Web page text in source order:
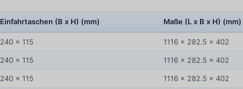
Einfahrtaschen (B x H) (mm) Maße (L x B x H) (mm)
240 x 115 1116 x 282.5 x 402
240 x 115 1116 x 282.5 x 402
240 x 115 1116 x 282.5 x 402